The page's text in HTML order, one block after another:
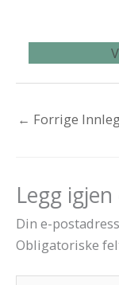
← Forrige
Legg
Din e-
Obligatoriske